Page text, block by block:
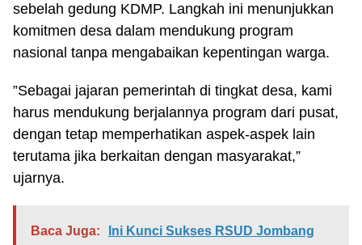
sebelah gedung KDMP. Langkah ini menunjukkan
komitmen desa dalam mendukung program
nasional tanpa mengabaikan kepentingan warga.
”Sebagai jajaran pemerintah di tingkat desa, kami
harus mendukung berjalannya program dari pusat,
dengan tetap memperhatikan aspek-aspek lain
terutama jika berkaitan dengan masyarakat,”
ujarnya.
Baca Juga:
Ini Kunci Sukses RSUD Jombang